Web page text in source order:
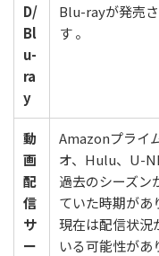
D/
Bl
u-
ra
y
Blu-rayが発売
す 。
動
画
配
信
サ
ー
Amazonプライ
オ、Hulu、U-
過去のシーズン
ていた時期があ
現在は配信状況
いる可能性があ